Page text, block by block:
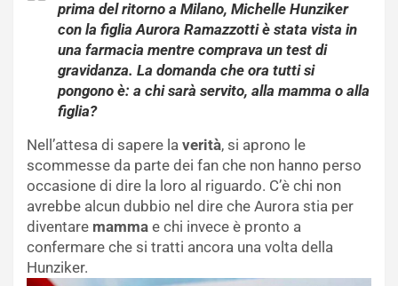
prima del ritorno a Milano, Michelle Hunziker
con la figlia Aurora Ramazzotti è stata vista in
una farmacia mentre comprava un test di
gravidanza. La domanda che ora tutti si
pongono è: a chi sarà servito, alla mamma o alla
figlia?
Nell’attesa di sapere la verità, si aprono le
scommesse da parte dei fan che non hanno perso
occasione di dire la loro al riguardo. C’è chi non
avrebbe alcun dubbio nel dire che Aurora stia per
diventare mamma e chi invece è pronto a
confermare che si tratti ancora una volta della
Hunziker.